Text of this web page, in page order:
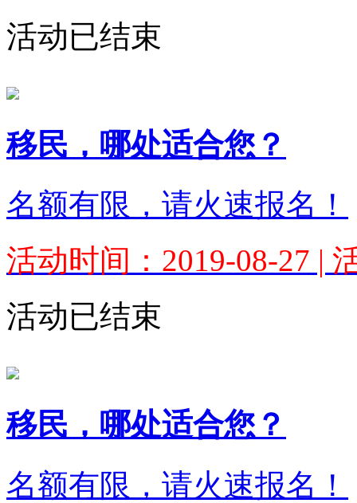
活动已结束
移民，哪处适合您？
名额有限，请火速报名！
活动时间：2019-08-27 |
活动已结束
移民，哪处适合您？
名额有限，请火速报名！